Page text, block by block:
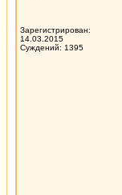
Зарегистрирован:
14.03.2015
Суждений: 1395